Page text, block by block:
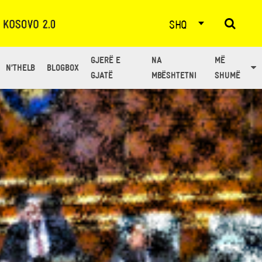
SHQ
N’THELB BLOGBOX
GJERË E
GJATË
NA
MBËSHTETNI
MË
SHUMË